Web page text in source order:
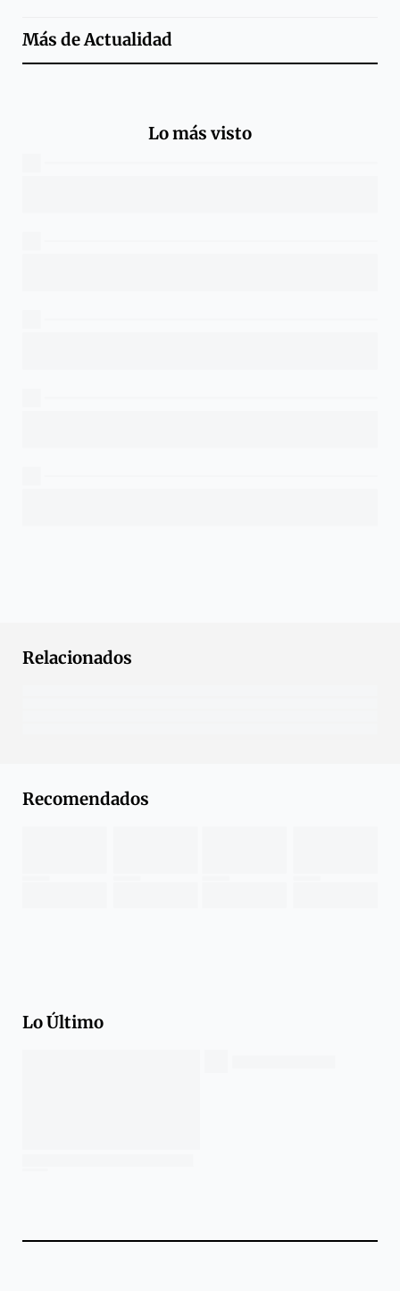
Más deActualidad
Lo más visto
Relacionados
Recomendados
Lo Último